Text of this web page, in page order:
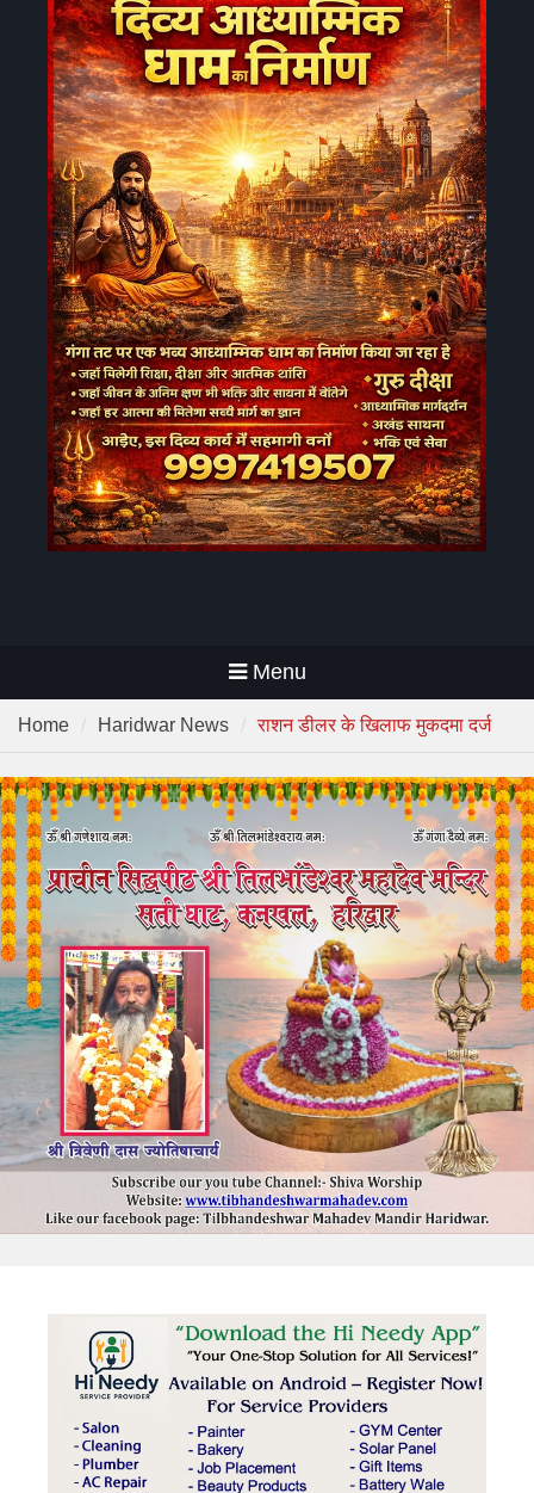
Menu
Home Haridwar News राशन डीलर के खिलाफ मुकदमा दर्ज